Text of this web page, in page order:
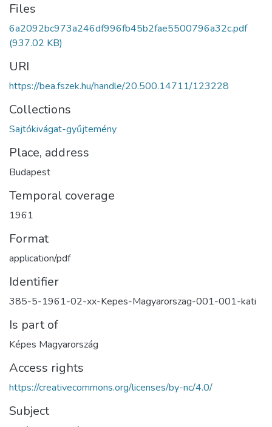
Files
6a2092bc973a246df996fb45b2fae5500796a32c.pdf
(937.02 KB)
URI
https://bea.fszek.hu/handle/20.500.14711/123228
Collections
Sajtókivágat-gyűjtemény
Place, address
Budapest
Temporal coverage
1961
Format
application/pdf
Identifier
385-5-1961-02-xx-Kepes-Magyarorszag-001-001-kati
Is part of
Képes Magyarország
Access rights
https://creativecommons.org/licenses/by-nc/4.0/
Subject